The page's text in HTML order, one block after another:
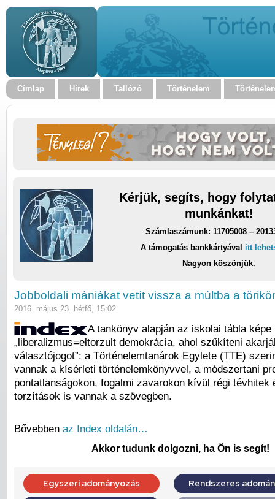
Címlap Hírek Tallózó Történelem
Kérjük, segíts, hogy
munkánkat!
Számlaszámunk: 11705008 –
A támogatás bankkártyával itt
Nagyon köszönjük.
Jobboldali mániákat vetít vissza a múltba a
2016. május 23. hétfő, 15:02
A tankönyv alapján az iskolai tábla
„liberalizmus=eltorzult demokrácia, ahol szűkíteni
választójogot”: a Történelemtanárok Egylete (TTE)
vannak a kísérleti történelemkönyvvel, a módszertani
pontatlanságokon, fogalmi zavarokon kívül régi tévhitek
torzítások is vannak a szövegben.
Bővebben az Index oldalán…
Akkor tudunk dolgozni, ha Ön is segít!